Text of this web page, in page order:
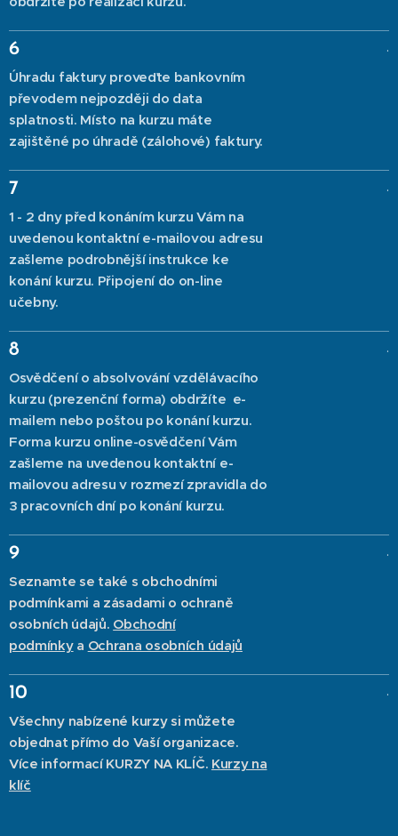
6
Úhradu faktury proveďte bankovním
převodem nejpozději do data
splatnosti. Místo na kurzu máte
zajištěné po úhradě (zálohové) faktury.
.
7
1 - 2 dny před konáním kurzu Vám na
uvedenou kontaktní e-mailovou adresu
zašleme podrobnější instrukce ke
konání kurzu. Připojení do on-line
učebny.
.
8
Osvědčení o absolvování vzdělávacího
kurzu (prezenční forma) obdržíte e-
mailem nebo poštou po konání kurzu.
Forma kurzu online-osvědčení Vám
zašleme na uvedenou kontaktní e-
mailovou adresu v rozmezí zpravidla do
3 pracovních dní po konání kurzu.
.
9
Seznamte se také s obchodními
podmínkami a zásadami o ochraně
osobních údajů. Obchodní
podmínkya Ochrana osobních údajů
.
10
Všechny nabízené kurzy si můžete
objednat přímo do Vaší organizace.
Více informací KURZY NA KLÍČ. Kurzy na
klíč
.